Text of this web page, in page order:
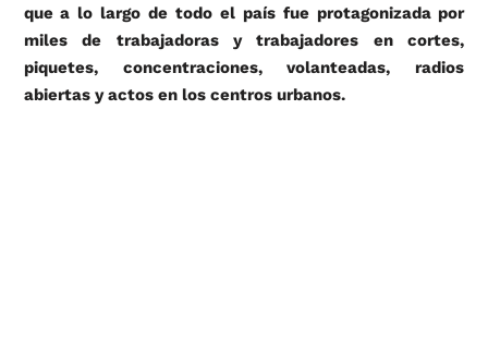
que a lo largo de todo el país fue protagonizada por
miles de trabajadoras y trabajadores en cortes,
piquetes, concentraciones, volanteadas, radios
abiertas y actos en los centros urbanos.